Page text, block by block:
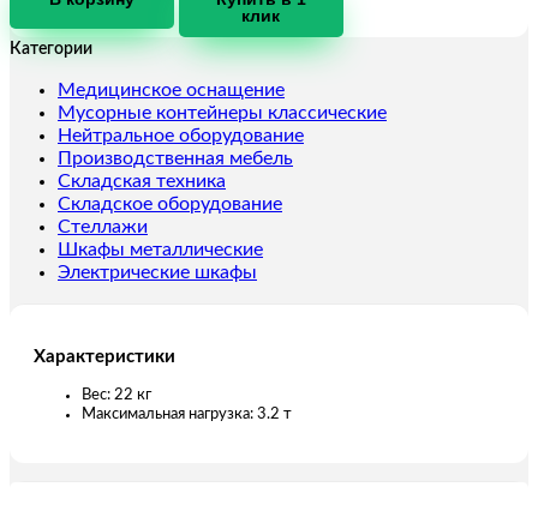
ТРШCп-
3,2-
У3
Н=9
м
клик
Категории
Медицинское оснащение
Мусорные контейнеры классические
Нейтральное оборудование
Производственная мебель
Складская техника
Складское оборудование
Стеллажи
Шкафы металлические
Электрические шкафы
Характеристики
Вес: 22 кг
Максимальная нагрузка: 3.2 т